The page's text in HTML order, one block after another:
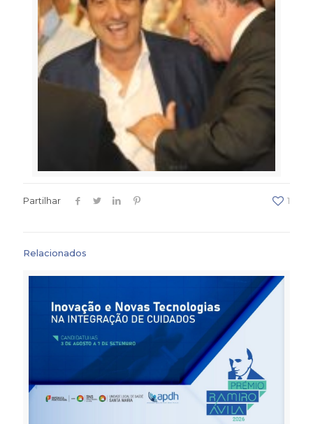
Partilhar 1
Relacionados